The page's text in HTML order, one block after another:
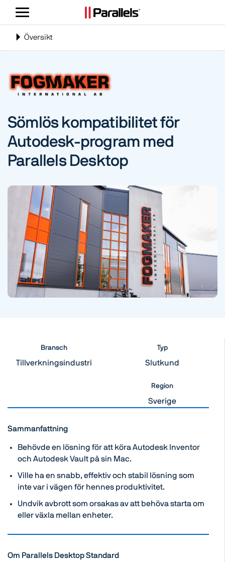
Växla
Växla
Översikt
Sömlös kompatibilitet för
Autodesk-program med
Parallels Desktop
Bransch
Tillverkningsindustri
Typ
Slutkund
Region
Sverige
Sammanfattning
Behövde en lösning för att köra Autodesk Inventor
och Autodesk Vault på sin Mac.
Ville ha en snabb, effektiv och stabil lösning som
inte var i vägen för hennes produktivitet.
Undvik avbrott som orsakas av att behöva starta om
eller växla mellan enheter.
Om Parallels Desktop Standard